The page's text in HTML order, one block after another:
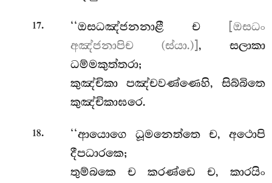
17. ‘‘ඔසධඤ්ජනනාළී ච
[ඔසධං
අඤ්ජනාපිච (ස්යා.)] , සලාකා
ධම්මකුත්තරා;
කුඤ්චිකා පඤ්චවණ්ණෙහි, සිබ්බිතෙ
කුඤ්චිකාඝරෙ.
18.
‘‘ආයොගෙ ධූමනෙත්තෙ ච, අථොපි
දීපධාරකෙ;
තුම්බකෙ ච කරණ්ඩෙ ච, කාරයිං